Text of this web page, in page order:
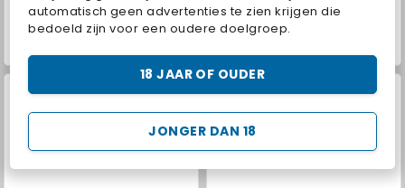
automatisch geen advertenties te zien krijgen die
bedoeld zijn voor een oudere doelgroep.
JONGER DAN 18
18 JAAR OF OUDER